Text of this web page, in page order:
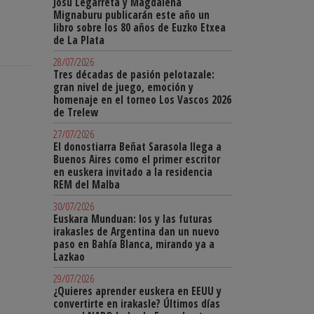
Mignaburu publicarán este año un
libro sobre los 80 años de Euzko Etxea
de La Plata
28/07/2026
Tres décadas de pasión pelotazale:
gran nivel de juego, emoción y
homenaje en el torneo Los Vascos 2026
de Trelew
27/07/2026
El donostiarra Beñat Sarasola llega a
Buenos Aires como el primer escritor
en euskera invitado a la residencia
REM del Malba
30/07/2026
Euskara Munduan: los y las futuras
irakasles de Argentina dan un nuevo
paso en Bahía Blanca, mirando ya a
Lazkao
29/07/2026
¿Quieres aprender euskera en EEUU y
convertirte en irakasle? Últimos días